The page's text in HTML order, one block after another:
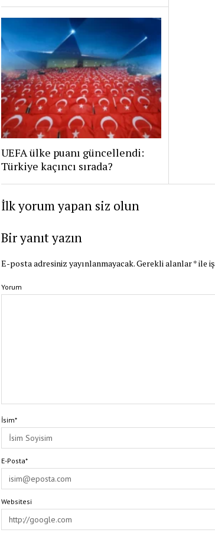
UEFA ülke puanı güncellendi:
Türkiye kaçıncı sırada?
İlk yorum yapan siz olun
Bir yanıt yazın
E-posta adresiniz yayınlanmayacak.Gerekli alanlar*ile
Yorum
İsim*
E-Posta*
Websitesi